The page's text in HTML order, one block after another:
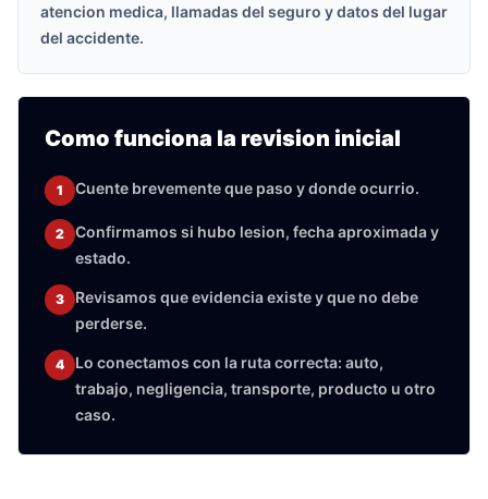
atencion medica, llamadas del seguro y datos del lugar
del accidente.
Como funciona la revision inicial
1 Cuente brevemente que paso y donde ocurrio.
2
Confirmamos si hubo lesion, fecha aproximada y
estado.
3
Revisamos que evidencia existe y que no debe
perderse.
4
Lo conectamos con la ruta correcta: auto,
trabajo, negligencia, transporte, producto u otro
caso.